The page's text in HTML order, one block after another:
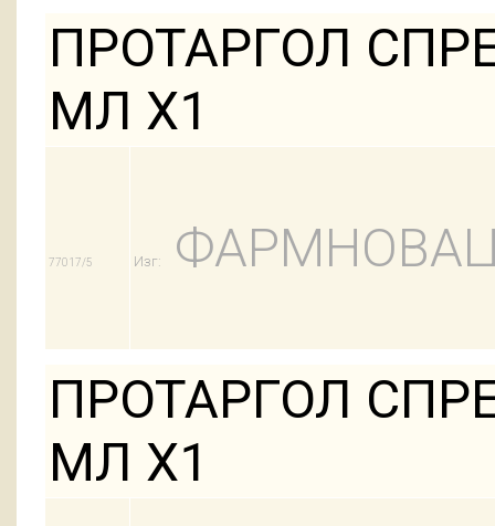
ПРОТАРГОЛ
МЛ Х1
77017/5 Изг:
ПРОТАРГОЛ
МЛ Х1